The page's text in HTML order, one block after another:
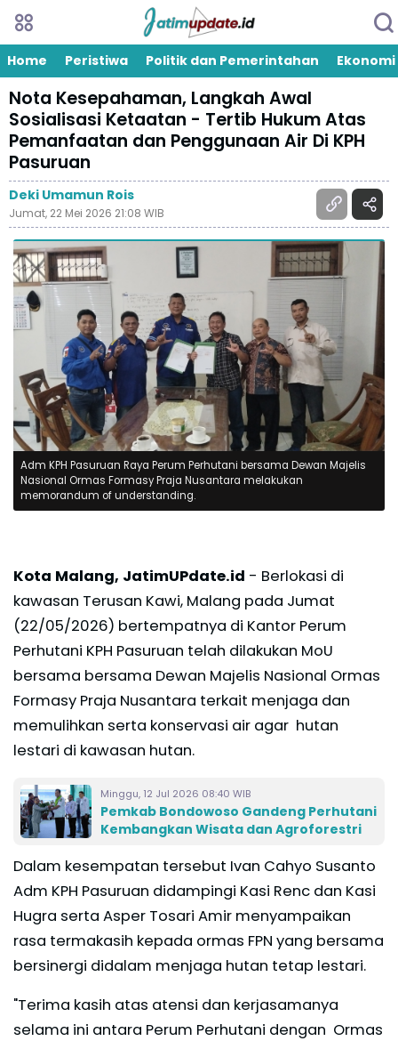
Home Peristiwa Politik dan Pemerintahan Ekonomi
Nota Kesepahaman, Langkah Awal
Sosialisasi Ketaatan - Tertib Hukum Atas
Pemanfaatan dan Penggunaan Air Di KPH
Pasuruan
Deki Umamun Rois
Jumat, 22 Mei 2026 21:08 WIB
Adm KPH Pasuruan Raya Perum Perhutani bersama Dewan Majelis
Nasional Ormas Formasy Praja Nusantara melakukan
memorandum of understanding.
Kota Malang, JatimUPdate.id - Berlokasi di
kawasan Terusan Kawi, Malang pada Jumat
(22/05/2026) bertempatnya di Kantor Perum
Perhutani KPH Pasuruan telah dilakukan MoU
bersama bersama Dewan Majelis Nasional Ormas
Formasy Praja Nusantara terkait menjaga dan
memulihkan serta konservasi air agar hutan
lestari di kawasan hutan.
Minggu, 12 Jul 2026 08:40 WIB
Pemkab Bondowoso Gandeng Perhutani
Kembangkan Wisata dan Agroforestri
Dalam kesempatan tersebut Ivan Cahyo Susanto
Adm KPH Pasuruan didampingi Kasi Renc dan Kasi
Hugra serta Asper Tosari Amir menyampaikan
rasa termakasih kepada ormas FPN yang bersama
bersinergi didalam menjaga hutan tetap lestari.
"Terima kasih atas atensi dan kerjasamanya
selama ini antara Perum Perhutani dengan Ormas